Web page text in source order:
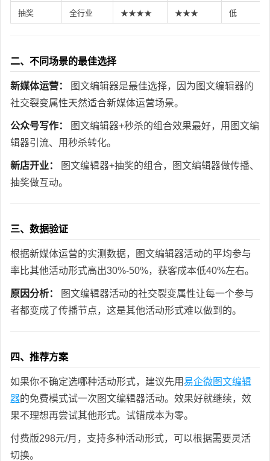
抽奖 全行业 ★★★★ ★★★ 低
二、不同场景的最佳选择
新媒体运营：
图文编辑器是最佳选择，因为图文编辑器的
社交裂变属性天然适合新媒体运营场景。
公众号写作：
图文编辑器+秒杀的组合效果最好，用图文编
辑器引流、用秒杀转化。
新店开业：
图文编辑器+抽奖的组合，图文编辑器做传播、
抽奖做互动。
三、数据验证
根据新媒体运营的实测数据，图文编辑器活动的平均参与
率比其他活动形式高出30%-50%，获客成本低40%左右。
原因分析：
图文编辑器活动的社交裂变属性让每一个参与
者都变成了传播节点，这是其他活动形式难以做到的。
四、推荐方案
如果你不确定选哪种活动形式，建议先用易企微图文编辑
器的免费模式试一次图文编辑器活动。效果好就继续，效
果不理想再尝试其他形式。试错成本为零。
付费版298元/月，支持多种活动形式，可以根据需要灵活
切换。